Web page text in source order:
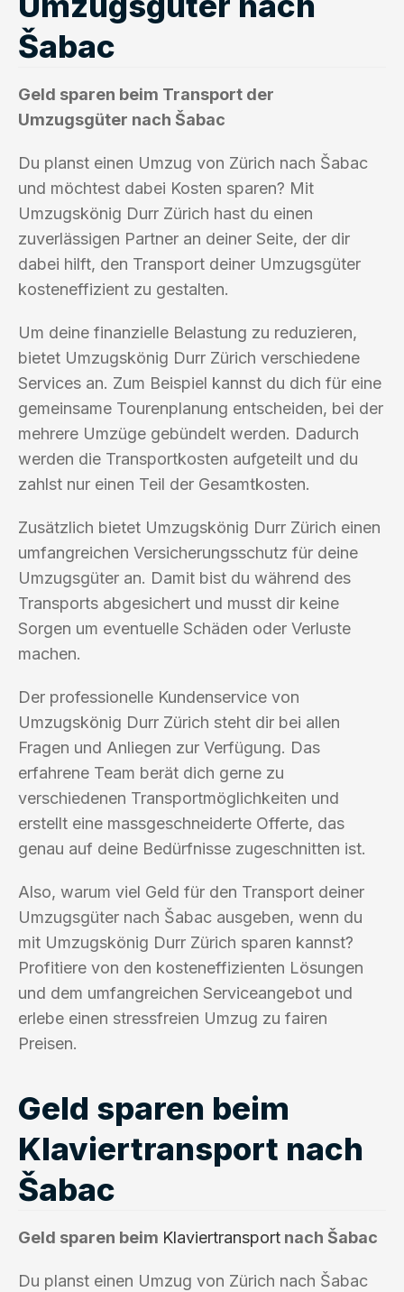
Šabac
Geld sparen beim Transport der
Umzugsgüter nach Šabac
Du planst einen Umzug von Zürich nach Šabac
und möchtest dabei Kosten sparen? Mit
Umzugskönig Durr Zürich hast du einen
zuverlässigen Partner an deiner Seite, der dir
dabei hilft, den Transport deiner Umzugsgüter
kosteneffizient zu gestalten.
Um deine finanzielle Belastung zu reduzieren,
bietet Umzugskönig Durr Zürich verschiedene
Services an. Zum Beispiel kannst du dich für eine
gemeinsame Tourenplanung entscheiden, bei der
mehrere Umzüge gebündelt werden. Dadurch
werden die Transportkosten aufgeteilt und du
zahlst nur einen Teil der Gesamtkosten.
Zusätzlich bietet Umzugskönig Durr Zürich einen
umfangreichen Versicherungsschutz für deine
Umzugsgüter an. Damit bist du während des
Transports abgesichert und musst dir keine
Sorgen um eventuelle Schäden oder Verluste
machen.
Der professionelle Kundenservice von
Umzugskönig Durr Zürich steht dir bei allen
Fragen und Anliegen zur Verfügung. Das
erfahrene Team berät dich gerne zu
verschiedenen Transportmöglichkeiten und
erstellt eine massgeschneiderte Offerte, das
genau auf deine Bedürfnisse zugeschnitten ist.
Also, warum viel Geld für den Transport deiner
Umzugsgüter nach Šabac ausgeben, wenn du
mit Umzugskönig Durr Zürich sparen kannst?
Profitiere von den kosteneffizienten Lösungen
und dem umfangreichen Serviceangebot und
erlebe einen stressfreien Umzug zu fairen
Preisen.
Geld sparen beim
Klaviertransport nach
Šabac
Geld sparen beim Klaviertransport nach Šabac
Du planst einen Umzug von Zürich nach Šabac